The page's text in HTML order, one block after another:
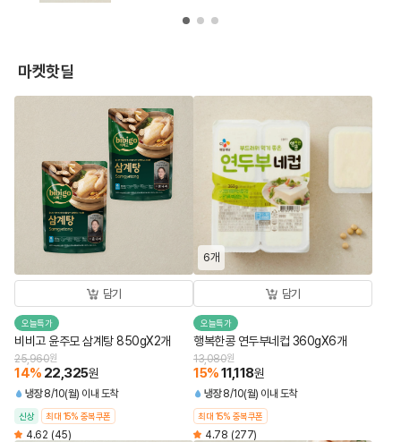
마켓핫딜
담기
오늘특가
비비고 윤주모 삼계탕 850gX2개
25,960원
14% 22,325원
냉장 8/10(월) 이내 도착
신상 최대 15% 중복쿠폰
4.62 (45)
6개
담기
오늘특가
행복한콩 연두부네컵 360gX6개
13,080원
15%11,118원
냉장 8/10(월) 이내 도착
최대 15% 중복쿠폰
4.78 (277)